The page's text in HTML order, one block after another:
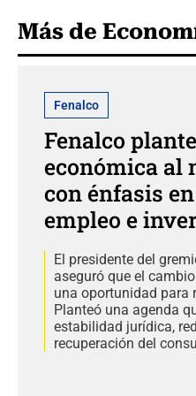
Más de
Fenalco
Fenalco
económica al
con énfasis
empleo e
El presidente del
aseguró que el
una oportunidad para
Planteó una agenda
estabilidad jurídica,
recuperación del